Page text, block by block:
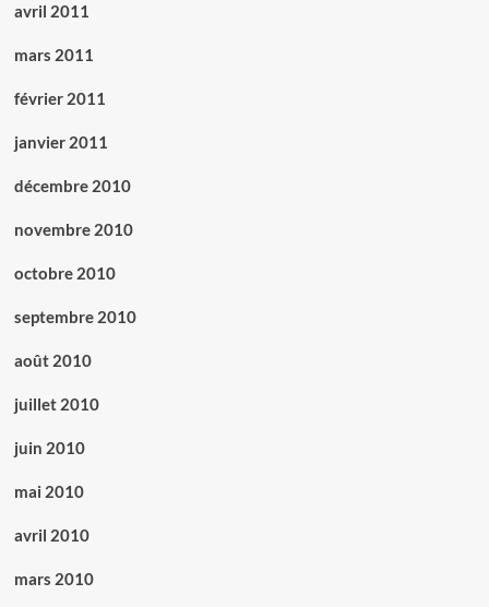
avril 2011
mars 2011
février 2011
janvier 2011
décembre 2010
novembre 2010
octobre 2010
septembre 2010
août 2010
juillet 2010
juin 2010
mai 2010
avril 2010
mars 2010